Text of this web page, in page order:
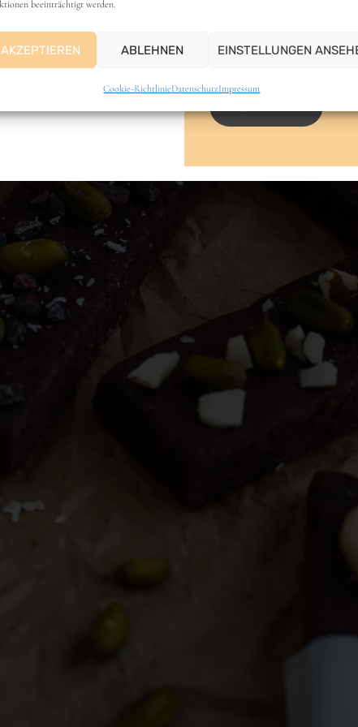
beeinträchtigt werden.
AKZEPTIEREN ABLEHNEN EINSTELLUNGEN
Cookie-RichtlinieDatenschutzImpressum